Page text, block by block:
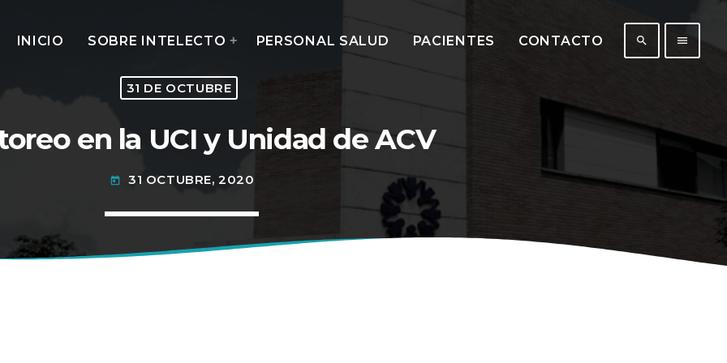
INICIO SOBRE INTELECTO PERSONAL SALUD PACIENTES CONTACTO search menu
MOST UPVOTED
31 DE OCTUBRE
en la UCI y Unidad de ACV
today 31 OCTUBRE, 2020